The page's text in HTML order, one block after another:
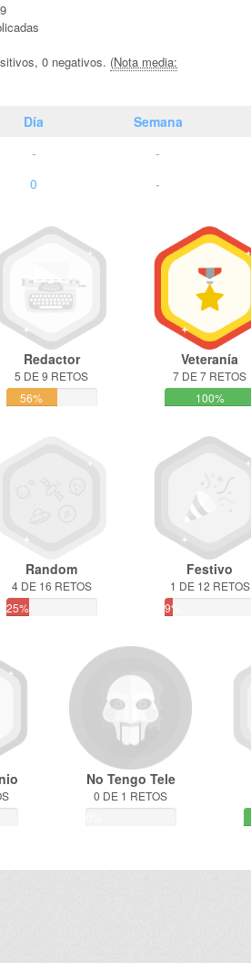
0 negativos. (Nota media:
Día Semana
- -
0 -
Redactor
5 DE 9 RETOS
56%
Veteranía
7 DE 7 RETOS
100%
Random
4 DE 16 RETOS
25%
Festivo
1 DE 12 RETOS
9%
No Tengo Tele
0 DE 1 RETOS